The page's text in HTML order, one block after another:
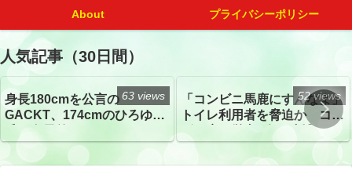
About プライバシーポリシー
人気記事（30日間）
身長180cmを公言の
GACKT、174cmのひろゆき
トざわつき イベントでの写
真が話題
63 views
「コンビニ馬鹿にすんなよ」
トイレ利用者を脅迫か コン
52 views